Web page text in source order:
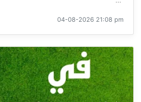
04-08-2026 21:08 pm